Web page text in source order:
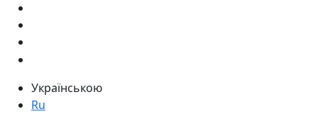
Українською
Ru